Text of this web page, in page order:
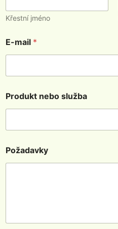
Křestní jméno
E-mail *
Produkt nebo služba
Požadavky